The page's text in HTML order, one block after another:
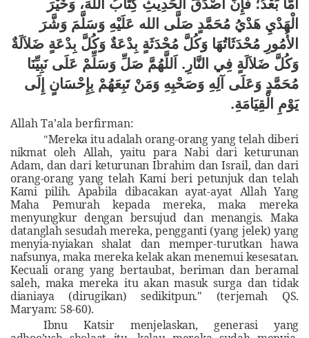
الْهَدْيِ هَدْيُ مُحَمَّدٍ صَلَّى الله عَلَيْهِ وَسَلَّمَ وَشَّرَ
الأُمُورِ مُحْدَثَاتُهَا وَكُلَّ مُحْدَثَةٍ بِدْعَةٌ وَكُلَّ بِدْعَةٍ ضَلاَلَةٌ
وَكُلَّ ضَلاَلَةٍ فِي النَّارِ. اَللَّهُمَّ صَلِّ وَسَلِّمْ عَلَى نَبِيِّنَا
مُحَمَّدٍ وَعَلَى آلِهِ وَصَحْبِهِ وَمَنْ تَبِعَهُمْ بِإِحْسَانٍ إِلَى
يَوْمِ الْقِيَامَةِ.
Allah Ta’ala berfirman:
"Mereka itu adalah orang-orang yang telah diberi
nikmat oleh Allah, yaitu para Nabi dari keturunan
Adam, dan dari keturunan Ibrahim dan Israil, dan dari
orang-orang yang telah Kami beri petunjuk dan telah
Kami pilih. Apabila dibacakan ayat-ayat Allah Yang
Maha Pemurah kepada mereka, maka mereka
menyungkur dengan bersujud dan menangis. Maka
datanglah sesudah mereka, pengganti (yang jelek) yang
menyia-nyiakan shalat dan memper-turutkan hawa
nafsunya, maka mereka kelak akan menemui kesesatan.
Kecuali orang yang bertaubat, beriman dan beramal
saleh, maka mereka itu akan masuk surga dan tidak
dianiaya (dirugikan) sedikitpun." (terjemah QS.
Maryam: 58-60).
Ibnu Katsir menjelaskan, generasi yang